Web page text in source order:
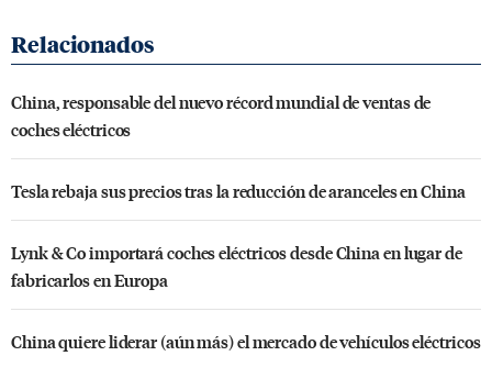
China, responsable del nuevo récord mundial de ventas de
coches eléctricos
Tesla rebaja sus precios tras la reducción de aranceles en China
Lynk & Co importará coches eléctricos desde China en lugar de
fabricarlos en Europa
China quiere liderar (aún más) el mercado de vehículos eléctricos